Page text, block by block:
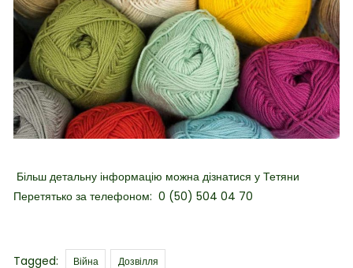
Більш детальну інформацію можна дізнатися у Тетяни
Перетятько за телефоном: 0 (50) 504 04 70
Tagged: Tags
Війна Дозвілля